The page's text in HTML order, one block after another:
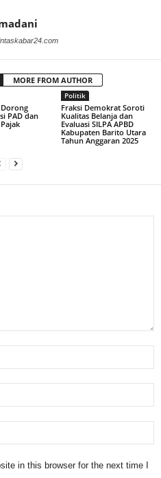
MORE FROM AUTHOR
Dorong
PAD dan
Politik
Fraksi Demokrat Soroti
Kualitas Belanja dan
Evaluasi SILPA APBD
Kabupaten Barito Utara
Tahun Anggaran 2025
in this browser for the next time I